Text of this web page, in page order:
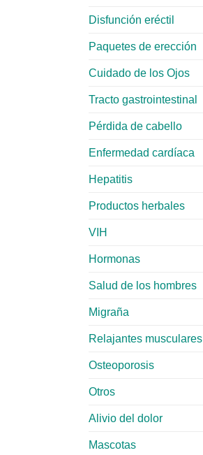
Disfunción eréctil
Paquetes de erección
Cuidado de los Ojos
Tracto gastrointestinal
Pérdida de cabello
Enfermedad cardíaca
Hepatitis
Productos herbales
VIH
Hormonas
Salud de los hombres
Migraña
Relajantes musculares
Osteoporosis
Otros
Alivio del dolor
Mascotas